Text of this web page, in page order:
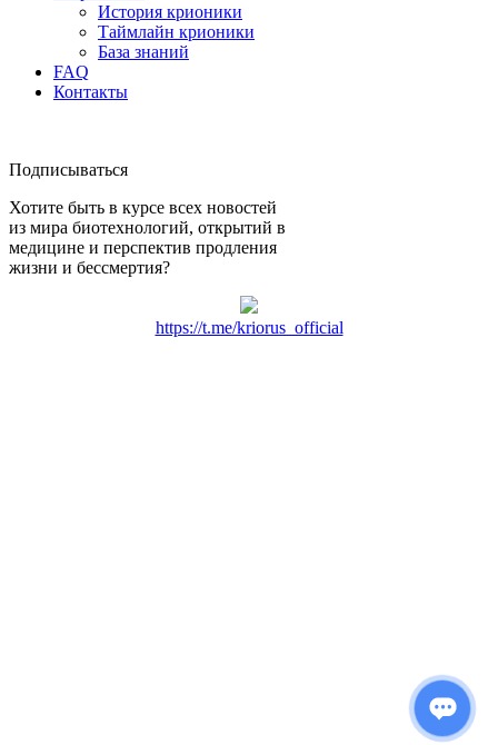
История крионики
Таймлайн крионики
База знаний
FAQ
Контакты
Подписываться
Хотите быть в курсе всех новостей
из мира биотехнологий, открытий в
медицине и перспектив продления
жизни и бессмертия?
https://t.me/kriorus_official